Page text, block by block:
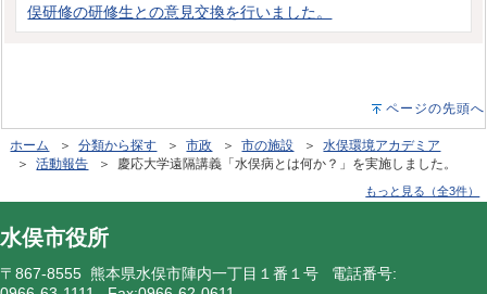
俣研修の研修生との意見交換を行いました。
ページの先頭へ
ホーム ＞分類から探す ＞市政 ＞市の施設 ＞水俣環境アカデミア
＞活動報告 ＞ 慶応大学遠隔講義「水俣病とは何か？」を実施しました。
もっと見る（全3件）
水俣市役所
〒867-8555 熊本県水俣市陣内一丁目１番１号 電話番号: